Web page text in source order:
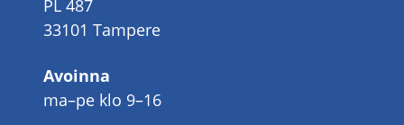
PL 487
33101 Tampere
Avoinna
ma–pe klo 9–16